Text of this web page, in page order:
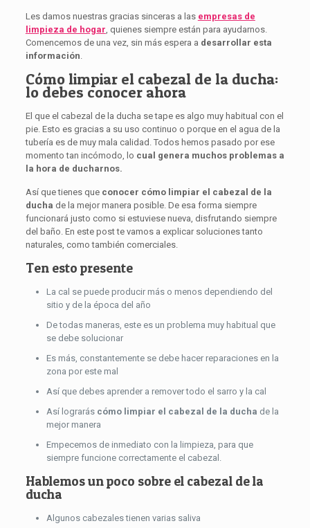
Les damos nuestras gracias sinceras a las empresas de
limpieza de hogar, quienes siempre están para ayudarnos.
Comencemos de una vez, sin más espera a desarrollar esta
información.
Cómo limpiar el cabezal de la ducha:
lo debes conocer ahora
El que el cabezal de la ducha se tape es algo muy habitual con el
pie. Esto es gracias a su uso continuo o porque en el agua de la
tubería es de muy mala calidad. Todos hemos pasado por ese
momento tan incómodo, lo cual genera muchos problemas a
la hora de ducharnos.
Así que tienes que conocer cómo limpiar el cabezal de la
ducha de la mejor manera posible. De esa forma siempre
funcionará justo como si estuviese nueva, disfrutando siempre
del baño. En este post te vamos a explicar soluciones tanto
naturales, como también comerciales.
Ten esto presente
La cal se puede producir más o menos dependiendo del
sitio y de la época del año
De todas maneras, este es un problema muy habitual que
se debe solucionar
Es más, constantemente se debe hacer reparaciones en la
zona por este mal
Así que debes aprender a remover todo el sarro y la cal
Así lograrás cómo limpiar el cabezal de la ducha de la
mejor manera
Empecemos de inmediato con la limpieza, para que
siempre funcione correctamente el cabezal.
Hablemos un poco sobre el cabezal de la
ducha
Algunos cabezales tienen varias saliva